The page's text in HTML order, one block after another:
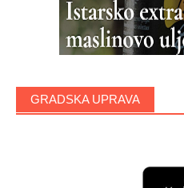
GRADSKA UPRAVA